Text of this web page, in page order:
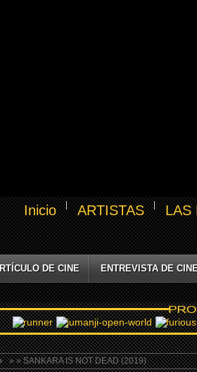
Inicio ARTISTAS LAS
DE CINE ENTREVISTA DE
»» SANKARA IS NOT DEAD (2019)